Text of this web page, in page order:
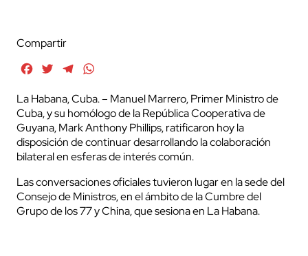
Compartir
FacebookTwitterTelegram
La Habana, Cuba. – Manuel Marrero, Primer Ministro de
Cuba, y su homólogo de la República Cooperativa de
Guyana, Mark Anthony Phillips, ratificaron hoy la
disposición de continuar desarrollando la colaboración
bilateral en esferas de interés común.
Las conversaciones oficiales tuvieron lugar en la sede del
Consejo de Ministros, en el ámbito de la Cumbre del
Grupo de los 77 y China, que sesiona en La Habana.